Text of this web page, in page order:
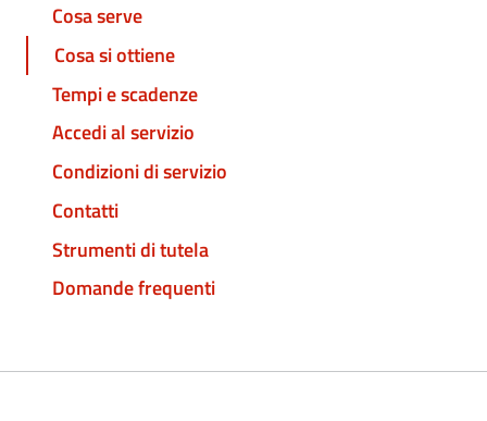
Cosa serve
Cosa si ottiene
Tempi e scadenze
Accedi al servizio
Condizioni di servizio
Contatti
Strumenti di tutela
Domande frequenti